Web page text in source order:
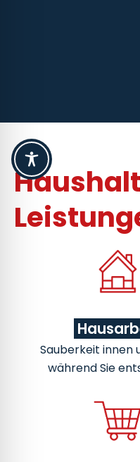
Sauberkeit innen
während Sie